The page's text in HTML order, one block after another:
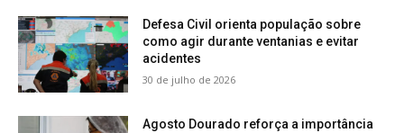
Defesa Civil orienta população sobre
como agir durante ventanias e evitar
acidentes
30 de julho de 2026
Agosto Dourado reforça a importância